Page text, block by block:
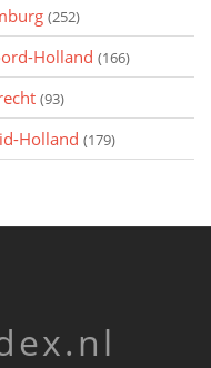
(252)
Holland (166)
(93)
Holland (179)